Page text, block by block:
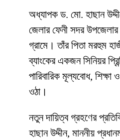
অধ্যাপক ড. মো. হাছান
জেলার ফেনী সদর উপজেলার
গ্রামে। তাঁর পিতা মরহুম
ব্যাংকের একজন সিনিয়র
পারিবারিক মূল্যবোধ, শিক্ষা
ওঠা।
নতুন দায়িত্ব গ্রহণের
হাছান উদ্দীন, মাননীয়